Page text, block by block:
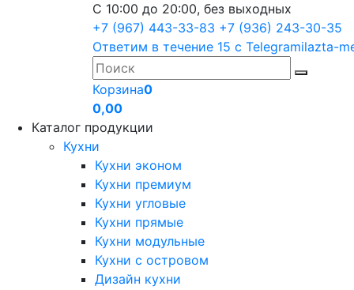
С 10:00 до 20:00, без выходных
+7 (967) 443-33-83 +7 (936) 243-30-35
Ответим в течение 15 с Telegramilazta-
Корзина0
0,00
Каталог продукции
Кухни
Кухни эконом
Кухни премиум
Кухни угловые
Кухни прямые
Кухни модульные
Кухни с островом
Дизайн кухни